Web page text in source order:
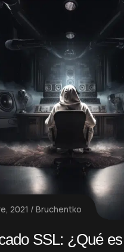
2021 Bruchentko
SSL: ¿Qué